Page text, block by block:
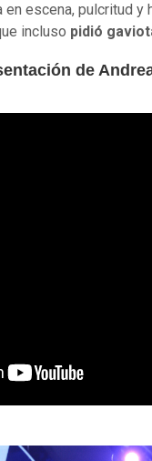
en escena, pulcritud y
incluso pidió
de